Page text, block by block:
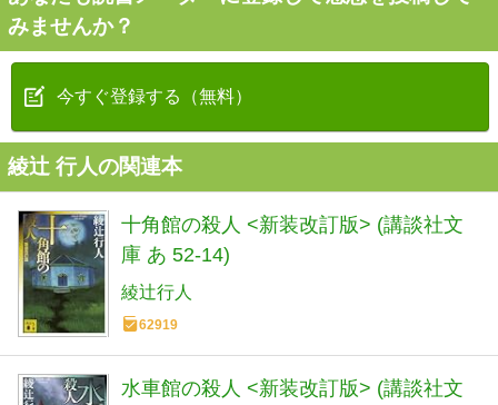
みませんか？
今すぐ登録する（無料）
綾辻 行人の関連本
十角館の殺人 <新装改訂版> (講談社文
庫 あ 52-14)
綾辻行人
62919
水車館の殺人 <新装改訂版> (講談社文